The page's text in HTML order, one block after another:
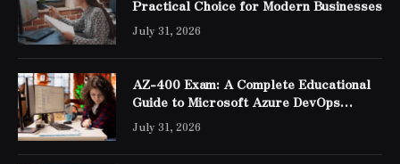
Practical Choice for Modern Businesses
July 31, 2026
AZ-400 Exam: A Complete Educational
Guide to Microsoft Azure DevOps
Engineer Expert Certification
July 31, 2026